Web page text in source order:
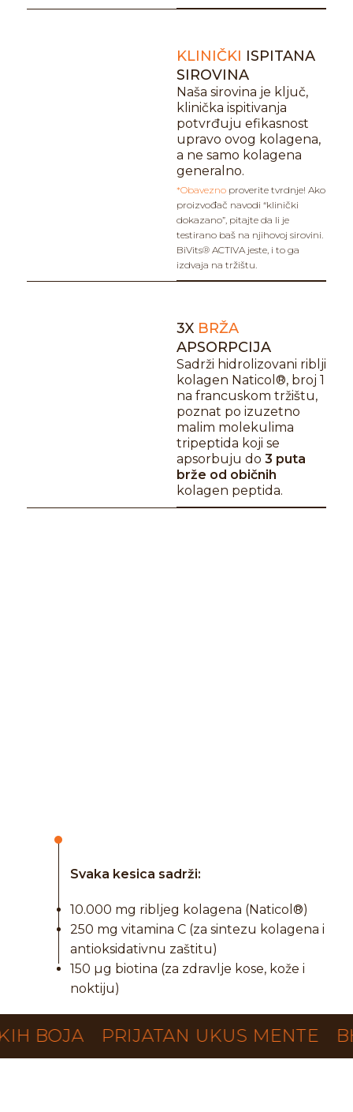
KLINIČKI ISPITANA
SIROVINA
Naša sirovina je ključ,
klinička ispitivanja
potvrđuju efikasnost
upravo ovog kolagena,
a ne samo kolagena
generalno.
*Obaveznoproverite tvrdnje! Ako
proizvođač navodi “klinički
dokazano”, pitajte da li je
testirano baš na njihovoj sirovini.
BiVits® ACTIVA jeste, i to ga
izdvaja na tržištu.
3X BRŽA
APSORPCIJA
Sadrži hidrolizovani riblji
kolagen Naticol®, broj 1
na francuskom tržištu,
poznat po izuzetno
malim molekulima
tripeptida koji se
apsorbuju do 3 puta
brže od običnih
kolagen peptida.
Svaka kesica sadrži:
10.000 mg riblјeg kolagena (Naticol®)
250 mg vitamina C (za sintezu kolagena i
antioksidativnu zaštitu)
150 µg biotina (za zdravlje kose, kože i
noktiju)
PRIJATAN UKUS MENTE BEZ